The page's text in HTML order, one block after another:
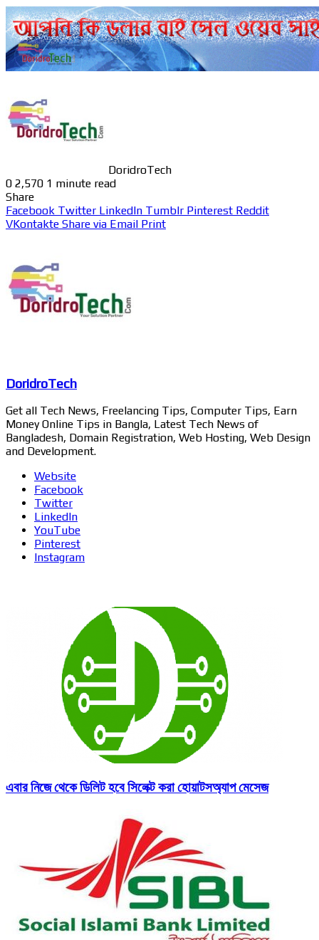
DoridroTech
0 2,570 1 minute read
Share
Facebook Twitter LinkedIn Tumblr Pinterest Reddit
VKontakte Share via Email Print
DoridroTech
Get all Tech News, Freelancing Tips, Computer Tips, Earn
Money Online Tips in Bangla, Latest Tech News of
Bangladesh, Domain Registration, Web Hosting, Web Design
and Development.
Website
Facebook
Twitter
LinkedIn
YouTube
Pinterest
Instagram
এবার নিজে থেকে ডিলিট হবে সিলেক্ট করা হোয়াটসঅ্যাপ মেসেজ